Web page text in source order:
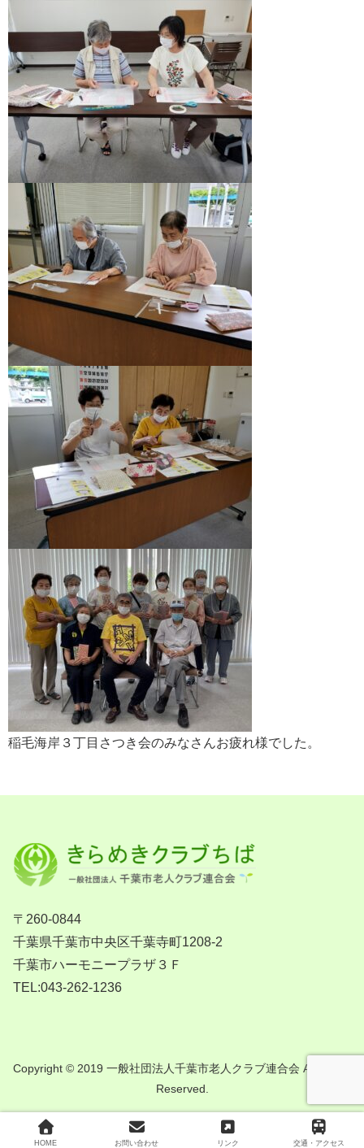
稲毛海岸３丁目さつき会のみなさんお疲れ様でした。
〒260-0844
千葉県千葉市中央区千葉寺町1208-2
千葉市ハーモニープラザ３Ｆ
TEL:043-262-1236
Copyright © 2019 一般社団法人千葉市老人クラブ連合会 All Rights
Reserved.
HOME お問い合わせ リンク 交通・アクセス